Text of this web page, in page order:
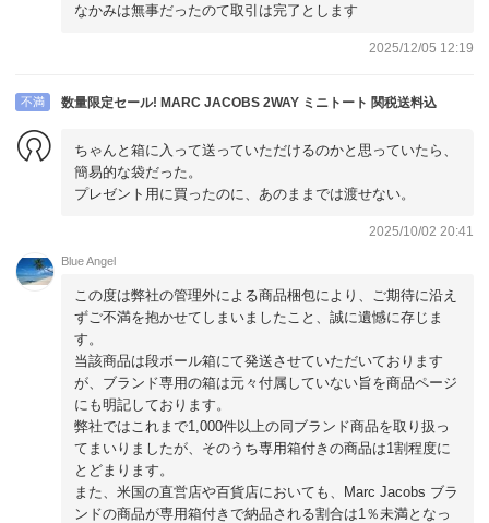
なかみは無事だったのて取引は完了とします
2025/12/05 12:19
不満 数量限定セール! MARC JACOBS 2WAY ミニトート 関税送料込
ちゃんと箱に入って送っていただけるのかと思っていたら、
簡易的な袋だった。
プレゼント用に買ったのに、あのままでは渡せない。
2025/10/02 20:41
Blue Angel
この度は弊社の管理外による商品梱包により、ご期待に沿え
ずご不満を抱かせてしまいましたこと、誠に遺憾に存じま
す。
当該商品は段ボール箱にて発送させていただいております
が、ブランド専用の箱は元々付属していない旨を商品ページ
にも明記しております。
弊社ではこれまで1,000件以上の同ブランド商品を取り扱っ
てまいりましたが、そのうち専用箱付きの商品は1割程度に
とどまります。
また、米国の直営店や百貨店においても、Marc Jacobs ブラ
ンドの商品が専用箱付きで納品される割合は1％未満となっ